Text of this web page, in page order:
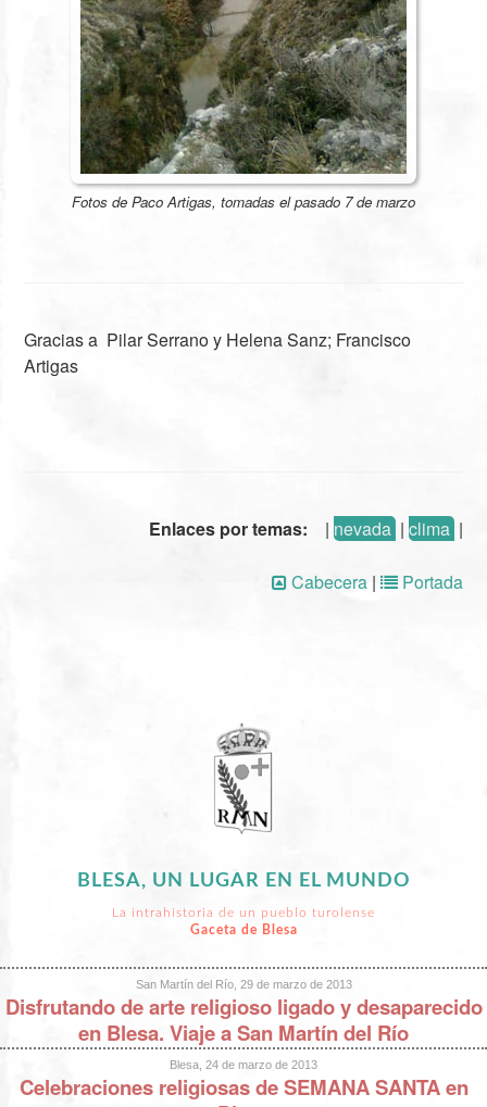
Fotos de Paco Artigas, tomadas el pasado 7 de marzo
Gracias a Pilar Serrano y Helena Sanz; Francisco
Artigas
Enlaces por temas: | nevada| clima|
Cabecera| Portada
BLESA, UN LUGAR EN EL MUNDO
La intrahistoria de un pueblo turolense
Gaceta de Blesa
San Martín del Río, 29 de marzo de 2013
Disfrutando de arte religioso ligado y desaparecido
en Blesa. Viaje a San Martín del Río
Blesa, 24 de marzo de 2013
Celebraciones religiosas de SEMANA SANTA en